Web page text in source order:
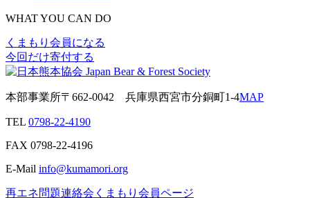
WHAT YOU CAN DO
くまもり会員になる
今回だけ寄付する
本部事業所〒662-0042 兵庫県西宮市分銅町1-4MAP
TEL 0798-22-4190
FAX 0798-22-4196
E-Mail info@kumamori.org
再エネ問題連絡会 くまもり会員ページ